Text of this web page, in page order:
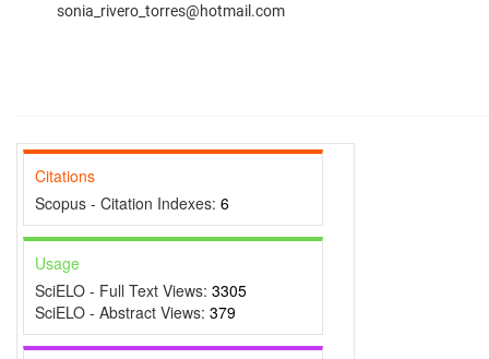
sonia_rivero_torres@hotmail.com
Citations
Scopus - Citation Indexes: 6
Usage
SciELO - Full Text Views: 3305
SciELO - Abstract Views: 379